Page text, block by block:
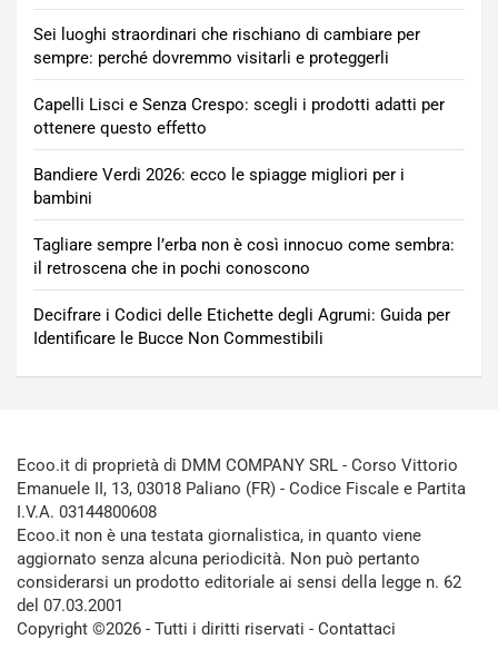
Sei luoghi straordinari che rischiano di cambiare per
sempre: perché dovremmo visitarli e proteggerli
Capelli Lisci e Senza Crespo: scegli i prodotti adatti per
ottenere questo effetto
Bandiere Verdi 2026: ecco le spiagge migliori per i
bambini
Tagliare sempre l’erba non è così innocuo come sembra:
il retroscena che in pochi conoscono
Decifrare i Codici delle Etichette degli Agrumi: Guida per
Identificare le Bucce Non Commestibili
Ecoo.it di proprietà di DMM COMPANY SRL - Corso Vittorio
Emanuele II, 13, 03018 Paliano (FR) - Codice Fiscale e Partita
I.V.A. 03144800608
Ecoo.it non è una testata giornalistica, in quanto viene
aggiornato senza alcuna periodicità. Non può pertanto
considerarsi un prodotto editoriale ai sensi della legge n. 62
del 07.03.2001
Copyright ©2026 - Tutti i diritti riservati - Contattaci